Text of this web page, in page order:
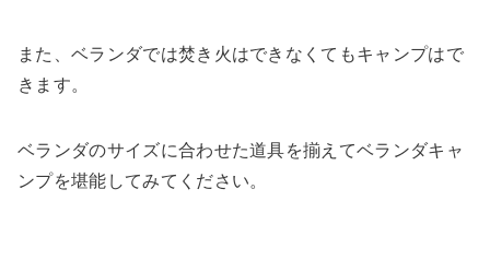
また、ベランダでは焚き火はできなくてもキャンプはで
きます。
ベランダのサイズに合わせた道具を揃えてベランダキャ
ンプを堪能してみてください。